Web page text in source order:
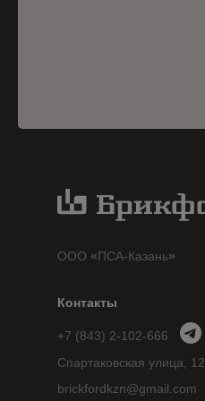
Контакты
+7 (843) 2-102-666
ООО «ПСА-Казань»
brickfordkzn@gmail.com
Спартаковская улица, 12